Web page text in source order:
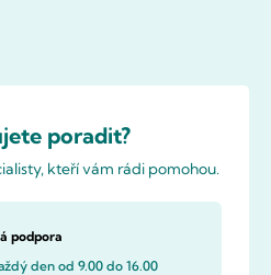
poradit?
kteří vám rádi pomohou.
podpora
den od 9.00 do 16.00